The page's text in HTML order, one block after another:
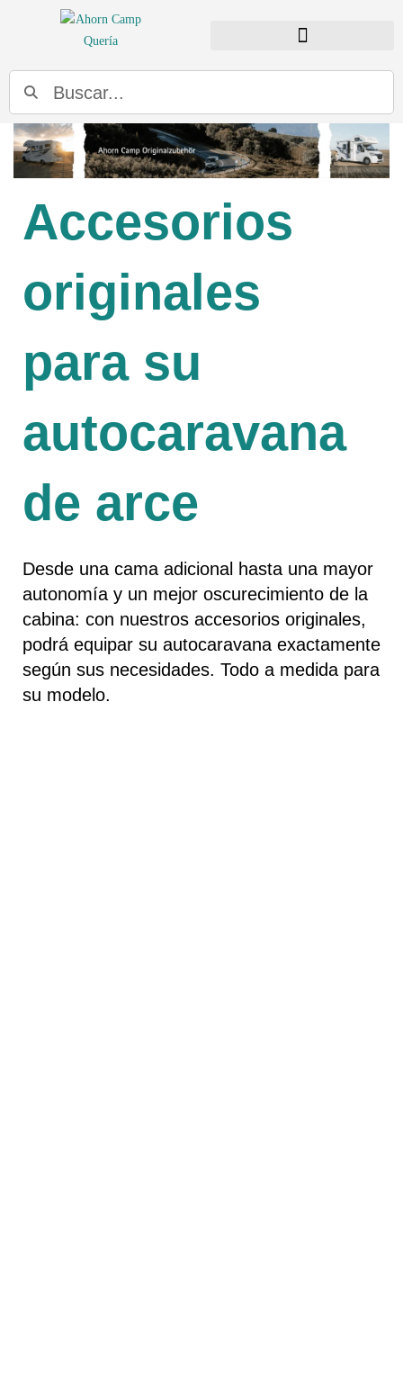
Accesorios
originales
para su
autocaravana
de arce
Desde una cama adicional hasta una mayor
autonomía y un mejor oscurecimiento de la
cabina: con nuestros accesorios originales,
podrá equipar su autocaravana exactamente
según sus necesidades. Todo a medida para
su modelo.